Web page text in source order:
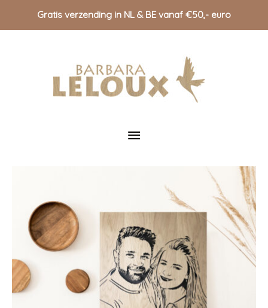
Gratis verzending in NL & BE vanaf €50,- euro
Hoofdmenu